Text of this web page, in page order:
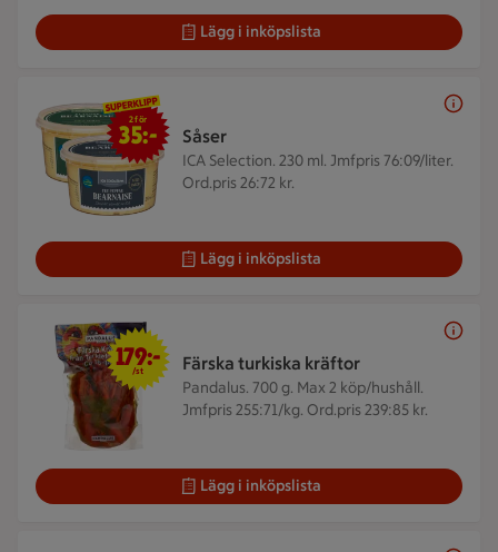
Lägg i inköpslista
Såser
ICA Selection. 230 ml. Jmfpris 76:09/liter.
Ord.pris 26:72 kr.
2 för 35 kr
2 för
35:-
Lägg i inköpslista
Färska turkiska kräftor
Pandalus. 700 g. Max 2 köp/hushåll.
Jmfpris 255:71/kg. Ord.pris 239:85 kr.
179 kr/st
179:-
/st
Lägg i inköpslista